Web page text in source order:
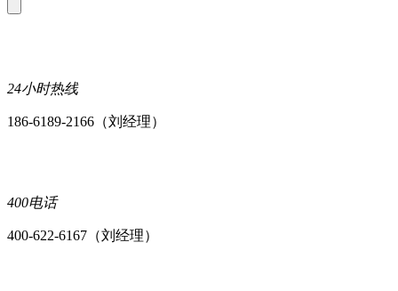
24小时热线
186-6189-2166（刘经理）
400电话
400-622-6167（刘经理）